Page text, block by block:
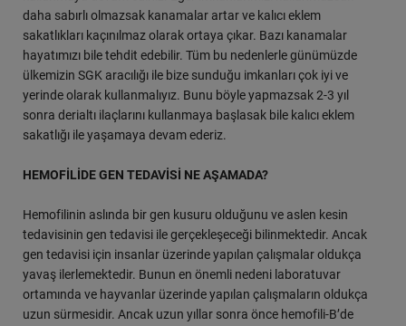
daha sabırlı olmazsak kanamalar artar ve kalıcı eklem
sakatlıkları kaçınılmaz olarak ortaya çıkar. Bazı kanamalar
hayatımızı bile tehdit edebilir. Tüm bu nedenlerle günümüzde
ülkemizin SGK aracılığı ile bize sunduğu imkanları çok iyi ve
yerinde olarak kullanmalıyız. Bunu böyle yapmazsak 2-3 yıl
sonra derialtı ilaçlarını kullanmaya başlasak bile kalıcı eklem
sakatlığı ile yaşamaya devam ederiz.
HEMOFİLİDE GEN TEDAVİSİ NE AŞAMADA?
Hemofilinin aslında bir gen kusuru olduğunu ve aslen kesin
tedavisinin gen tedavisi ile gerçekleşeceği bilinmektedir. Ancak
gen tedavisi için insanlar üzerinde yapılan çalışmalar oldukça
yavaş ilerlemektedir. Bunun en önemli nedeni laboratuvar
ortamında ve hayvanlar üzerinde yapılan çalışmaların oldukça
uzun sürmesidir. Ancak uzun yıllar sonra önce hemofili-B’de